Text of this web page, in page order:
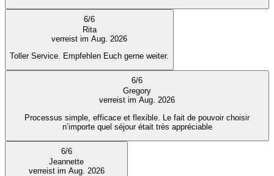
6/6
Rita
verreist im Aug. 2026
Toller Service. Empfehlen Euch gerne weiter.
6/6
Gregory
verreist im Aug. 2026
Processus simple, efficace et flexible. Le fait de pouvoir choisir
n’importe quel séjour était très appréciable
6/6
Jeannette
verreist im Aug. 2026